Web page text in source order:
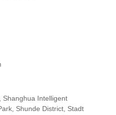
Shanghua Intelligent
Shunde District, Stadt